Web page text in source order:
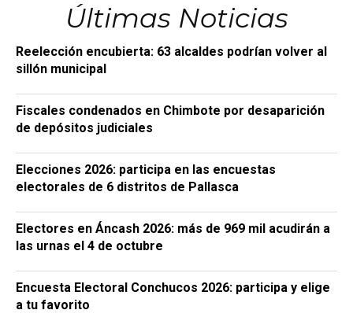
Últimas Noticias
Reelección encubierta: 63 alcaldes podrían volver al
sillón municipal
Fiscales condenados en Chimbote por desaparición
de depósitos judiciales
Elecciones 2026: participa en las encuestas
electorales de 6 distritos de Pallasca
Electores en Áncash 2026: más de 969 mil acudirán a
las urnas el 4 de octubre
Encuesta Electoral Conchucos 2026: participa y elige
a tu favorito